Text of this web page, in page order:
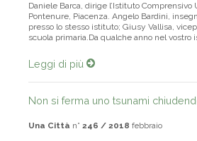
Daniele Barca, dirige l’Istituto Comprensivo
Pontenure, Piacenza. Angelo Bardini,
presso lo stesso istituto; Giusy Vallisa,
scuola primaria.Da qualche anno nel vostro
Leggi di più
Non si ferma uno tsunami
Una Città n° 246 / 2018 febbraio